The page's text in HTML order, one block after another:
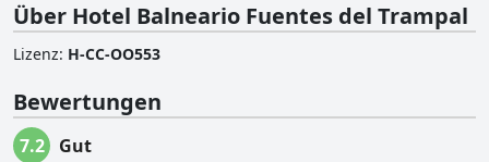
Über Hotel Balneario Fuentes del Trampal
Lizenz: H-CC-OO553
Bewertungen
7.2 Gut